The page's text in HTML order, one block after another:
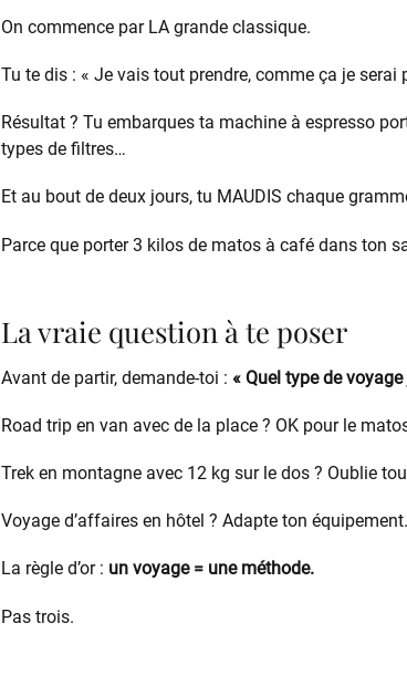
On commence par LA grande classique.
Tu te dis : « Je vais tout prendre, comme ça je serai
Résultat ? Tu embarques ta machine à espresso
types de filtres…
Et au bout de deux jours, tu MAUDIS chaque
Parce que porter 3 kilos de matos à café dans ton
La vraie question à te poser
Avant de partir, demande-toi : « Quel type de
Road trip en van avec de la place ? OK pour le
Trek en montagne avec 12 kg sur le dos ? Oublie
Voyage d’affaires en hôtel ? Adapte ton équipement.
La règle d’or : un voyage = une méthode.
Pas trois.